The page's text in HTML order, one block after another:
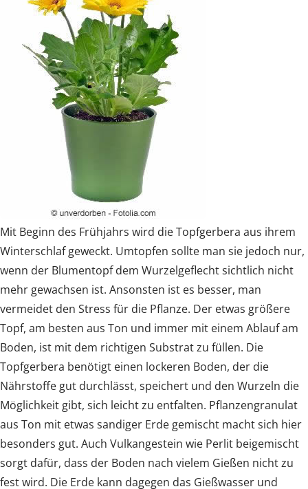
Mit Beginn des Frühjahrs wird die Topfgerbera aus ihrem
Winterschlaf geweckt. Umtopfen sollte man sie jedoch nur,
wenn der Blumentopf dem Wurzelgeflecht sichtlich nicht
mehr gewachsen ist. Ansonsten ist es besser, man
vermeidet den Stress für die Pflanze. Der etwas größere
Topf, am besten aus Ton und immer mit einem Ablauf am
Boden, ist mit dem richtigen Substrat zu füllen. Die
Topfgerbera benötigt einen lockeren Boden, der die
Nährstoffe gut durchlässt, speichert und den Wurzeln die
Möglichkeit gibt, sich leicht zu entfalten. Pflanzengranulat
aus Ton mit etwas sandiger Erde gemischt macht sich hier
besonders gut. Auch Vulkangestein wie Perlit beigemischt
sorgt dafür, dass der Boden nach vielem Gießen nicht zu
fest wird. Die Erde kann dagegen das Gießwasser und